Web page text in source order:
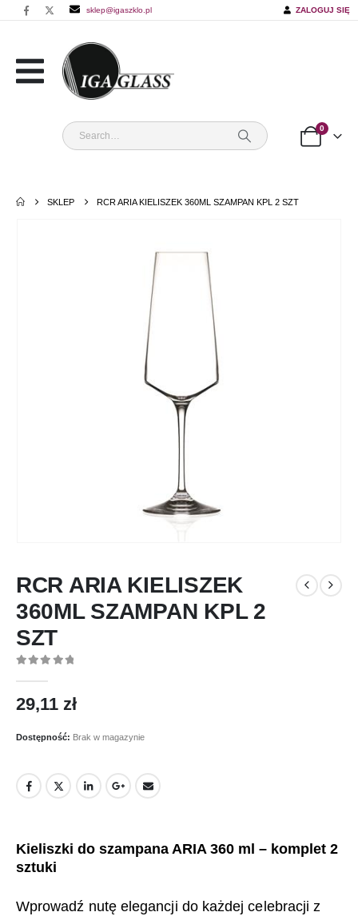
sklep@igaszklo.pl ZALOGUJ SIĘ
0
SKLEP RCR ARIA KIELISZEK 360ML SZAMPAN KPL 2 SZT
RCR ARIA KIELISZEK
360ML SZAMPAN KPL 2
SZT
29,11 zł
Dostępność: Brak w magazynie
Kieliszki do szampana ARIA 360 ml – komplet 2
sztuki
Wprowadź nutę elegancji do każdej celebracji z